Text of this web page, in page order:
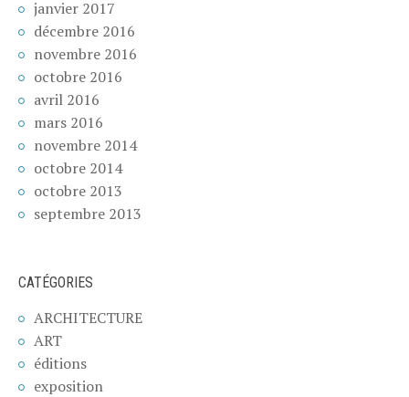
janvier 2017
décembre 2016
novembre 2016
octobre 2016
avril 2016
mars 2016
novembre 2014
octobre 2014
octobre 2013
septembre 2013
CATÉGORIES
ARCHITECTURE
ART
éditions
exposition